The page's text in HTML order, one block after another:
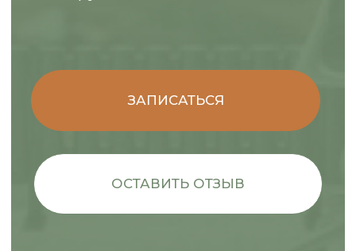
Нужна помощь?
Оставьте заявку, и мы проконсультируем
вас по желаемой услуге!